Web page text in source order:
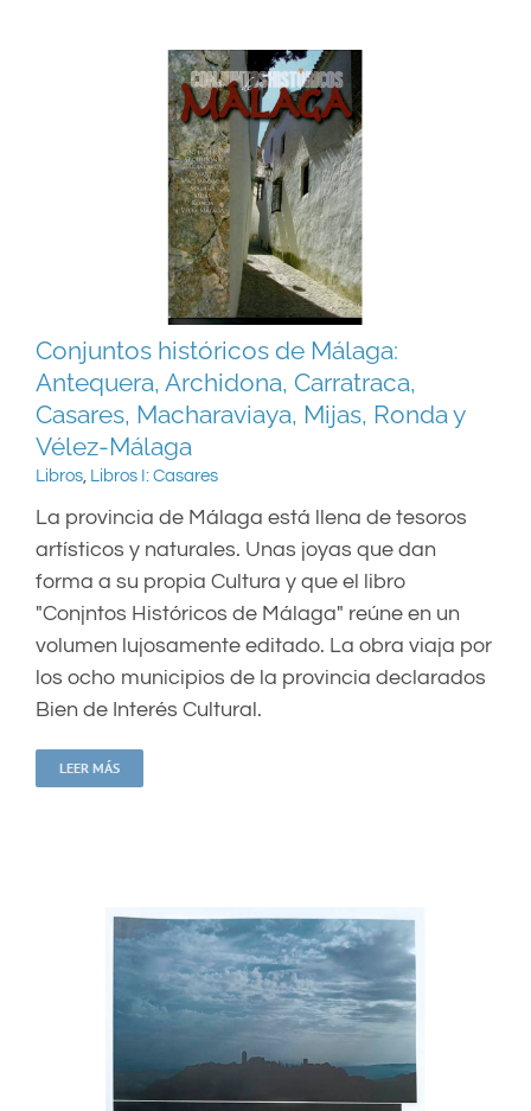
Conjuntos históricos de Málaga: Antequera,
Archidona, Carratraca, Casares, Macharaviaya,
Mijas, Ronda y Vélez-Málaga
Conjuntos históricos de Málaga:
Antequera, Archidona, Carratraca,
Casares, Macharaviaya, Mijas, Ronda y
Vélez-Málaga
Libros, Libros I: Casares
La provincia de Málaga está llena de tesoros
artísticos y naturales. Unas joyas que dan
forma a su propia Cultura y que el libro
"Conjntos Históricos de Málaga" reúne en un
volumen lujosamente editado. La obra viaja por
los ocho municipios de la provincia declarados
Bien de Interés Cultural.
LEER MÁS
«Casares. Cerca del cielo». José Antonio Garriga